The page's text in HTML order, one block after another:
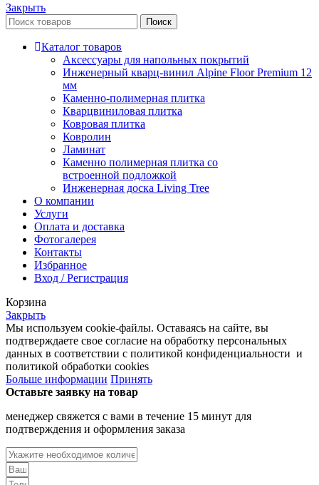
Закрыть
Поиск
Каталог товаров
Аксессуары для напольных покрытий
Инженерный кварц-винил Alpine Floor Premium 12
мм
Каменно-полимерная плитка
Кварцвиниловая плитка
Ковровая плитка
Ковролин
Ламинат
Каменно полимерная плитка со
встроенной подложкой
Инженерная доска Living Tree
О компании
Услуги
Оплата и доставка
Фотогалерея
Контакты
Избранное
Вход / Регистрация
Корзина
Закрыть
Мы используем cookie-файлы. Оставаясь на сайте, вы
подтверждаете свое согласие на обработку персональных
данных в соответствии с политикой конфиденциальности и
политикой обработки cookies
Больше информации Принять
Оставьте заявку на товар
менеджер свяжется с вами в течение 15 минут для
подтверждения и оформления заказа